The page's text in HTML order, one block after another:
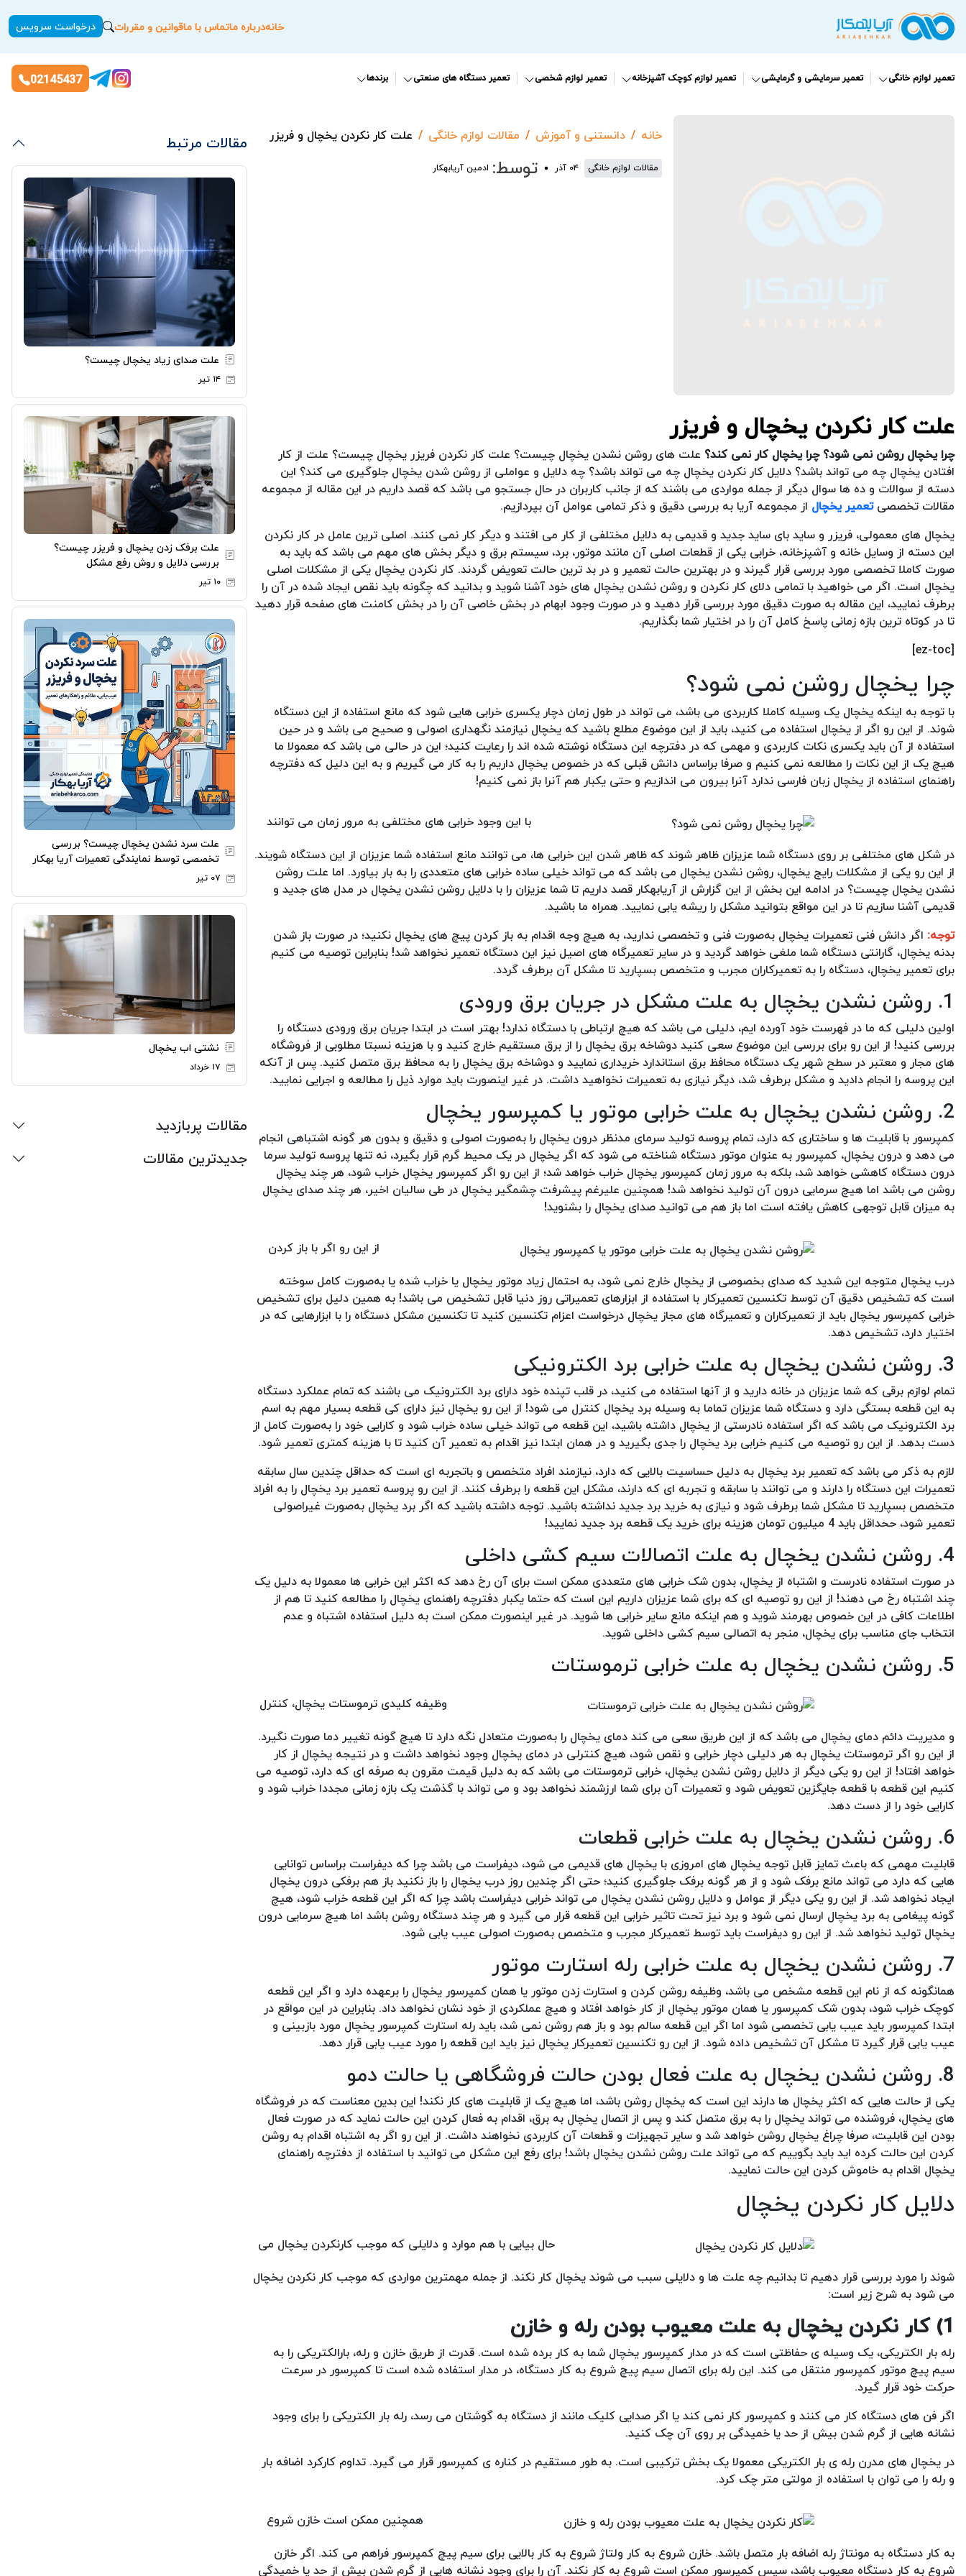
خانهدرباره ماتماس با ماقوانین و مقررات درخواست سرویس
تعمیر لوازم خانگی تعمیر سرمایشی و گرمایشی تعمیر لوازم کوچک آشپزخانه تعمیر لوازم شخصی تعمیر دستگاه های صنعتی برندها 02145437
خانه دانستنی و آموزش مقالات لوازم خانگی علت کار نکردن یخچال و فریزر
مقالات لوازم خانگی ۰۴ آذر توسط: ادمین آریابهکار
علت کار نکردن یخچال و فریزر
چرا یخچال روشن نمی شود؟ چرا یخچال کار نمی کند؟ علت های روشن نشدن یخچال چیست؟ علت کار نکردن فریزر یخچال چیست؟ علت از کار
افتادن یخچال چه می تواند باشد؟ دلایل کار نکردن یخچال چه می تواند باشد؟ چه دلایل و عواملی از روشن شدن یخچال جلوگیری می کند؟ این
دسته از سوالات و ده ها سوال دیگر از جمله مواردی می باشند که از جانب کاربران در حال جستجو می باشد که قصد داریم در این مقاله از مجموعه
مقالات تخصصیتعمیر یخچال از مجموعه آریا به بررسی دقیق و ذکر تمامی عوامل آن بپردازیم.
یخچال های معمولی، فریزر و ساید بای ساید جدید و قدیمی به دلایل مختلفی از کار می افتند و دیگر کار نمی کنند. اصلی ترین عامل در کار نکردن
این دسته از وسایل خانه و آشپزخانه، خرابی یکی از قطعات اصلی آن مانند موتور، برد، سیستم برق و دیگر بخش های مهم می باشد که باید به
صورت کاملا تخصصی مورد بررسی قرار گیرند و در بهترین حالت تعمیر و در بد ترین حالت تعویض گردند. کار نکردن یخچال یکی از مشکلات اصلی
یخچال است. اگر می خواهید با تمامی دلای کار نکردن و روشن نشدن یخچال های خود آشنا شوید و بدانید که چگونه باید نقص ایجاد شده در آن را
برطرف نمایید، این مقاله به صورت دقیق مورد بررسی قرار دهید و در صورت وجود ابهام در بخش خاصی آن را در بخش کامنت های صفحه قرار دهید
تا در کوتاه ترین بازه زمانی پاسخ کامل آن را در اختیار شما بگذاریم.
[ez-toc]
چرا یخچال روشن نمی شود؟
با توجه به اینکه یخچال یک وسیله کاملا کاربردی می باشد، می تواند در طول زمان دچار یکسری خرابی هایی شود که مانع استفاده از این دستگاه
شوند. از این رو اگر از یخچال استفاده می کنید، باید از این موضوع مطلع باشید که یخچال نیازمند نگهداری اصولی و صحیح می باشد و در حین
استفاده از آن باید یکسری نکات کاربردی و مهمی که در دفترچه این دستگاه نوشته شده اند را رعایت کنید؛ این در حالی می باشد که معمولا ما
هیچ یک از این نکات را مطالعه نمی کنیم و صرفا براساس دانش قبلی که در خصوص یخچال داریم را به کار می گیریم و به این دلیل که دفترچه
راهنمای استفاده از یخچال زبان فارسی ندارد آنرا بیرون می اندازیم و حتی یکبار هم آنرا باز نمی کنیم!
با این وجود خرابی های مختلفی به مرور زمان می توانند
در شکل های مختلفی بر روی دستگاه شما عزیزان ظاهر شوند که ظاهر شدن این خرابی ها، می توانند مانع استفاده شما عزیزان از این دستگاه شویند.
از این رو یکی از مشکلات رایج یخچال، روشن نشدن یخچال می باشد که می تواند خیلی ساده خرابی های متعددی را به بار بیاورد. اما علت روشن
نشدن یخچال چیست؟ در ادامه این بخش از این گزارش از آریابهکار قصد داریم تا شما عزیزان را با دلایل روشن نشدن یخچال در مدل های جدید و
قدیمی آشنا سازیم تا در این مواقع بتوانید مشکل را ریشه یابی نمایید. همراه ما باشید.
توجه: اگر دانش فنی تعمیرات یخچال به‌صورت فنی و تخصصی ندارید، به هیچ وجه اقدام به باز کردن پیچ های یخچال نکنید؛ در صورت باز شدن
بدنه یخچال، گارانتی دستگاه شما ملغی خواهد گردید و در سایر تعمیرگاه های اصیل نیز این دستگاه تعمیر نخواهد شد! بنابراین توصیه می کنیم
برای تعمیر یخچال، دستگاه را به تعمیرکاران مجرب و متخصص بسپارید تا مشکل آن برطرف گردد.
1. روشن نشدن یخچال به علت مشکل در جریان برق ورودی
اولین دلیلی که ما در فهرست خود آورده ایم، دلیلی می باشد که هیچ ارتباطی با دستگاه ندارد! بهتر است در ابتدا جریان برق ورودی دستگاه را
بررسی کنید! از این رو برای بررسی این موضوع سعی کنید دوشاخه برق یخچال را از برق مستقیم خارج کنید و با هزینه نسبتا مطلوبی از فروشگاه
های مجار و معتبر در سطح شهر یک دستگاه محافظ برق استاندارد خریداری نمایید و دوشاخه برق یخچال را به محافظ برق متصل کنید. پس از آنکه
این پروسه را انجام دادید و مشکل برطرف شد، دیگر نیازی به تعمیرات نخواهید داشت. در غیر اینصورت باید موارد ذیل را مطالعه و اجرایی نمایید.
2. روشن نشدن یخچال به علت خرابی موتور یا کمپرسور یخچال
کمپرسور با قابلیت ها و ساختاری که دارد، تمام پروسه تولید سرمای مدنظر درون یخچال را به‌صورت اصولی و دقیق و بدون هر گونه اشتباهی انجام
می دهد و درون یخچال، کمپرسور به عنوان موتور دستگاه شناخته می شود که اگر یخچال در یک محیط گرم قرار بگیرد، نه تنها پروسه تولید سرما
درون دستگاه کاهشی خواهد شد، بلکه به مرور زمان کمپرسور یخچال خراب خواهد شد؛ از این رو اگر کمپرسور یخچال خراب شود، هر چند یخچال
روشن می باشد اما هیچ سرمایی درون آن تولید نخواهد شد! همچنین علیرغم پیشرفت چشمگیر یخچال در طی سالیان اخیر، هر چند صدای یخچال
به میزان قابل توجهی کاهش یافته است اما باز هم می توانید صدای یخچال را بشنوید!
از این رو اگر با باز کردن
درب یخچال متوجه این شدید که صدای بخصوصی از یخچال خارج نمی شود، به احتمال زیاد موتور یخچال یا خراب شده یا به‌صورت کامل سوخته
است که تشخیص دقیق آن توسط تکنسین تعمیرکار با استفاده از ابزارهای تعمیراتی روز دنیا قابل تشخیص می باشد! به همین دلیل برای تشخیص
خرابی کمپرسور یخچال باید از تعمیرکاران و تعمیرگاه های مجاز یخچال درخواست اعزام تکنسین کنید تا تکنسین مشکل دستگاه را با ابزارهایی که در
اختیار دارد، تشخیص دهد.
3. روشن نشدن یخچال به علت خرابی برد الکترونیکی
تمام لوازم برقی که شما عزیزان در خانه دارید و از آنها استفاده می کنید، در قلب تپنده خود دارای برد الکترونیک می باشند که تمام عملکرد دستگاه
به این قطعه بستگی دارد و دستگاه شما عزیزان تماما به وسیله برد یخچال کنترل می شود! از این رو یخچال نیز دارای کی قطعه بسیار مهم به اسم
برد الکترونیک می باشد که اگر استفاده نادرستی از یخچال داشته باشید، این قطعه می تواند خیلی ساده خراب شود و کارایی خود را به‌صورت کامل از
دست بدهد. از این رو توصیه می کنیم خرابی برد یخچال را جدی بگیرید و در همان ابتدا نیز اقدام به تعمیر آن کنید تا با هزینه کمتری تعمیر شود.
لازم به ذکر می باشد که تعمیر برد یخچال به دلیل حساسیت بالایی که دارد، نیازمند افراد متخصص و باتجربه ای است که حداقل چندین سال سابقه
تعمیرات این دستگاه را دارند و می توانند با سابقه و تجربه ای که دارند، مشکل این قطعه را برطرف کنند. از این رو پروسه تعمیر برد یخچال را به افراد
متخصص بسپارید تا مشکل شما برطرف شود و نیازی به خرید برد جدید نداشته باشید. توجه داشته باشید که اگر برد یخچال به‌صورت غیراصولی
تعمیر شود، ححداقل باید 4 میلیون تومان هزینه برای خرید یک قطعه برد جدید نمایید!
4. روشن نشدن یخچال به علت اتصالات سیم کشی داخلی
در صورت استفاده نادرست و اشتباه از یخچال، بدون شک خرابی های متعددی ممکن است برای آن رخ دهد که اکثر این خرابی ها معمولا به دلیل یک
چند اشتباه رخ می دهند! از این رو توصیه ای که برای شما عزیزان داریم این است که حتما یکبار دفترچه راهنمای یخچال را مطالعه کنید تا هم از
اطلاعات کافی در این خصوص بهرمند شوید و هم اینکه مانع سایر خرابی ها شوید. در غیر اینصورت ممکن است به دلیل استفاده اشتباه و عدم
انتخاب جای مناسب برای یخچال، منجر به اتصالی سیم کشی داخلی شوید.
5. روشن نشدن یخچال به علت خرابی ترموستات
وظیفه کلیدی ترموستات یخچال، کنترل
و مدیریت دائم دمای یخچال می باشد که از این طریق سعی می کند دمای یخچال را به‌صورت متعادل نگه دارد تا هیچ گونه تغییر دما صورت نگیرد.
از این رو اگر ترموستات یخچال به هر دلیلی دچار خرابی و نقص شود، هیچ کنترلی در دمای یخچال وجود نخواهد داشت و در نتیجه یخچال از کار
خواهد افتاد! از این رو یکی دیگر از دلایل روشن نشدن یخچال، خرابی ترموستات می باشد که به دلیل قیمت مقرون به صرفه ای که دارد، توصیه می
کنیم این قطعه با قطعه جایگزین تعویض شود و تعمیرات آن برای شما ارزشمند نخواهد بود و می تواند با گذشت یک بازه زمانی مجددا خراب شود و
کارایی خود را از دست دهد.
6. روشن نشدن یخچال به علت خرابی قطعات
قابلیت مهمی که باعث تمایز قابل توجه یخچال های امروزی با یخچال های قدیمی می شود، دیفراست می باشد چرا که دیفراست براساس توانایی
هایی که دارد می تواند مانع برفک شود و از هر گونه برفک جلوگیری کنید؛ حتی اگر چندین روز درب یخچال را باز نکنید باز هم برفکی درون یخچال
ایجاد نخواهد شد. از این رو یکی دیگر از عوامل و دلایل روشن نشدن یخچال می تواند خرابی دیفراست باشد چرا که اگر این قطعه خراب شود، هیچ
گونه پیغامی به برد یخچال ارسال نمی شود و برد نیز تحت تاثیر خرابی این قطعه قرار می گیرد و هر چند دستگاه روشن باشد اما هیچ سرمایی درون
یخچال تولید نخواهد شد. از این رو دیفراست باید توسط تعمیرکار مجرب و متخصص به‌صورت اصولی عیب یابی شود.
7. روشن نشدن یخچال به علت خرابی رله استارت موتور
همانگونه که از نام این قطعه مشخص می باشد، وظیفه روشن کردن و استارت زدن موتور یا همان کمپرسور یخچال را برعهده دارد و اگر این قطعه
کوچک خراب شود، بدون شک کمپرسور یا همان موتور یخچال از کار خواهد افتاد و هیچ عملکردی از خود نشان نخواهد داد. بنابراین در این مواقع در
ابتدا کمپرسور باید عیب یابی تخصصی شود اما اگر این قطعه سالم بود و باز هم روشن نمی شد، باید رله استارت کمپرسور یخچال مورد بازبینی و
عیب یابی قرار گیرد تا مشکل آن تشخیص داده شود. از این رو تکنسین تعمیرکار یخچال نیز باید این قطعه را مورد عیب یابی قرار دهد.
8. روشن نشدن یخچال به علت فعال بودن حالت فروشگاهی یا حالت دمو
یکی از حالت هایی که اکثر یخچال ها دارند این است که یخچال روشن باشد، اما هیچ یک از قابلیت های کار نکند! این بدین معناست که در فروشگاه
های یخچال، فروشنده می تواند یخچال را به برق متصل کند و پس از اتصال یخچال به برق، اقدام به فعال کردن این حالت نماید که در صورت فعال
بودن این قابلیت، صرفا چراغ یخچال روشن خواهد شد و سایر تجهیزات و قطعات آن کاربردی نخواهند داشت. از این رو اگر به اشتباه اقدام به روشن
کردن این حالت کرده اید باید بگوییم که می تواند علت روشن نشدن یخچال باشد! برای رفع این مشکل می توانید با استفاده از دفترچه راهنمای
یخچال اقدام به خاموش کردن این حالت نمایید.
دلایل کار نکردن یخچال
حال بیایی با هم موارد و دلایلی که موجب کارنکردن یخچال می
شوند را مورد بررسی قرار دهیم تا بدانیم چه علت ها و دلایلی سبب می شوند یخچال کار نکند. از جمله مهمترین مواردی که موجب کار نکردن یخچال
می شود به شرح زیر است:
1) کار نکردن یخچال به علت معیوب بودن رله و خازن
رله بار الکتریکی، یک وسیله ی حفاظتی است که در مدار کمپرسور یخچال شما به کار برده شده است. قدرت از طریق خازن و رله، بارالکتریکی را به
سیم پیچ موتور کمپرسور منتقل می کند. این رله برای اتصال سیم پیچ شروع به کار دستگاه، در مدار استفاده شده است تا کمپرسور در سرعت
حرکت خود قرار گیرد.
اگر فن های دستگاه کار می کنند و کمپرسور کار نمی کند یا اگر صدایی کلیک مانند از دستگاه به گوشتان می رسد، رله بار الکتریکی را برای وجود
نشانه هایی از گرم شدن بیش از حد یا خمیدگی بر روی آن چک کنید.
در یخچال های مدرن رله ی بار الکتریکی معمولا یک بخش ترکیبی است. به طور مستقیم در کناره ی کمپرسور قرار می گیرد. تداوم کارکرد اضافه بار
و رله را می توان با استفاده از مولتی متر چک کرد.
همچنین ممکن است خازن شروع
به کار دستگاه به مونتاژ رله اضافه بار متصل باشد. خازن شروع به کار ولتاژ شروع به کار بالایی برای سیم پیچ کمپرسور فراهم می کند. اگر خازن
شروع به کار دستگاه معیوب باشد، سپس کمپرسور ممکن است شروع به کار نکند. آن را برای وجود نشانه هایی از گرم شدن بیش از حد یا خمیدگی
مقالات مرتبط
علت صدای زیاد یخچال چیست؟
۱۴ تیر
علت برفک زدن یخچال و فریزر چیست؟
بررسی دلایل و روش رفع مشکل
۱۰ تیر
علت سرد نشدن یخچال چیست؟ بررسی
تخصصی توسط نمایندگی تعمیرات آریا بهکار
۰۷ تیر
نشتی اب یخچال
۱۷ خرداد
مقالات پربازدید
جدیدترین مقالات